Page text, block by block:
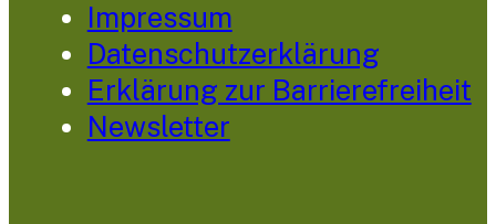
Impressum
Datenschutzerklärung
Erklärung zur Barrierefreiheit
Newsletter